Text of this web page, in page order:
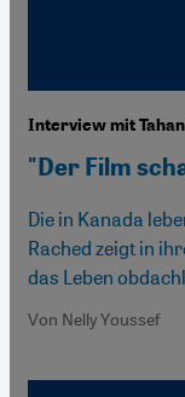
Interview mit
"Der Film
Die in Kanada
Rached zeigt in
das Leben
Von Nelly Youssef